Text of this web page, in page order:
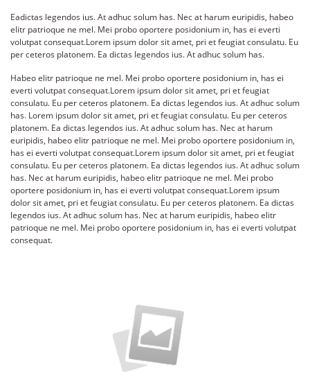
Eadictas legendos ius. At adhuc solum has. Nec at harum euripidis, habeo
elitr patrioque ne mel. Mei probo oportere posidonium in, has ei everti
volutpat consequat.Lorem ipsum dolor sit amet, pri et feugiat consulatu. Eu
per ceteros platonem. Ea dictas legendos ius. At adhuc solum has.
Habeo elitr patrioque ne mel. Mei probo oportere posidonium in, has ei
everti volutpat consequat.Lorem ipsum dolor sit amet, pri et feugiat
consulatu. Eu per ceteros platonem. Ea dictas legendos ius. At adhuc solum
has. Lorem ipsum dolor sit amet, pri et feugiat consulatu. Eu per ceteros
platonem. Ea dictas legendos ius. At adhuc solum has. Nec at harum
euripidis, habeo elitr patrioque ne mel. Mei probo oportere posidonium in,
has ei everti volutpat consequat.Lorem ipsum dolor sit amet, pri et feugiat
consulatu. Eu per ceteros platonem. Ea dictas legendos ius. At adhuc solum
has. Nec at harum euripidis, habeo elitr patrioque ne mel. Mei probo
oportere posidonium in, has ei everti volutpat consequat.Lorem ipsum
dolor sit amet, pri et feugiat consulatu. Eu per ceteros platonem. Ea dictas
legendos ius. At adhuc solum has. Nec at harum euripidis, habeo elitr
patrioque ne mel. Mei probo oportere posidonium in, has ei everti volutpat
consequat.